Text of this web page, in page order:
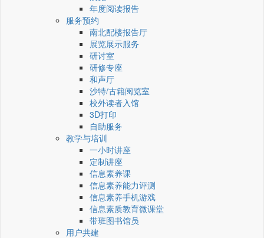
年度阅读报告
服务预约
南北配楼报告厅
展览展示服务
研讨室
研修专座
和声厅
沙特/古籍阅览室
校外读者入馆
3D打印
自助服务
教学与培训
一小时讲座
定制讲座
信息素养课
信息素养能力评测
信息素养手机游戏
信息素质教育微课堂
带班图书馆员
用户共建